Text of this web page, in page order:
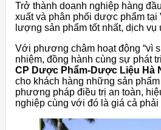
Trở thành doanh nghiệp hàng
xuất và phân phối dược phẩm tại
lượng sản phẩm tốt nhất, dịch
Với phương châm hoạt động “vì
nhiệm, đồng hành cùng sự phát
CP Dược Phẩm-Dược Liệu Hà
cho khách hàng những sản
phương pháp điều trị an toàn,
nghiệp cùng với đó là giá cả phải